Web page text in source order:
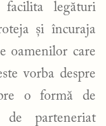
legături
și încuraja
oamenilor care
vorba despre
o formă de
de parteneriat